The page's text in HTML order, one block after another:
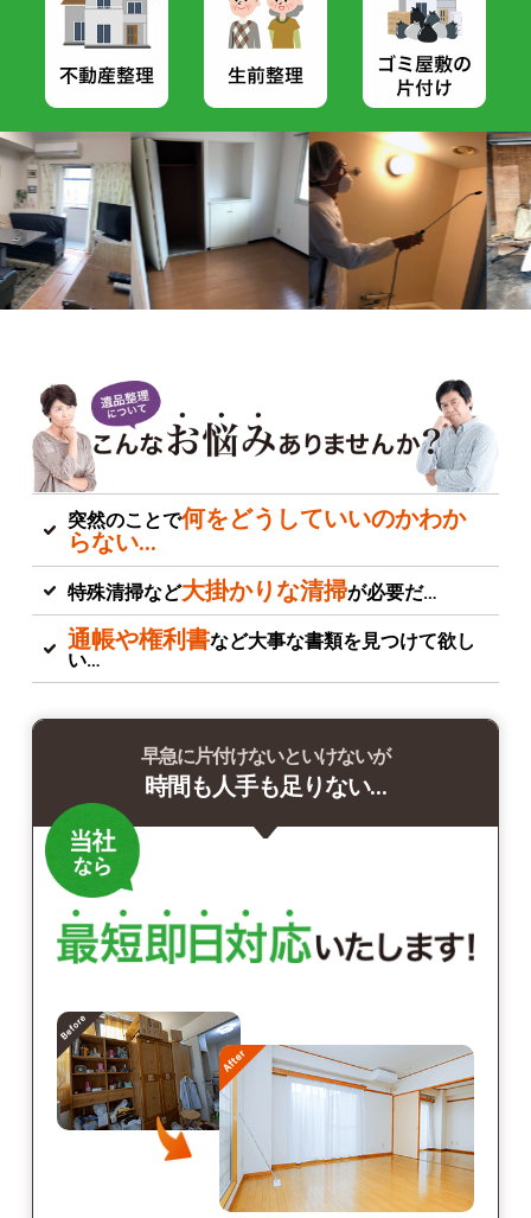
突然のことで何をどうしていいのかわか
らない…
特殊清掃など大掛かりな清掃が必要だ…
通帳や権利書など大事な書類を見つけて欲し
い…
早急に片付けないといけないが
時間も人手も足りない…